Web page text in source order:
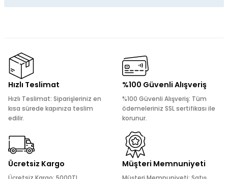
kullanarak tarafımıza iletebilirsiniz.
Görüş ve önerileriniz için teşekkür ederiz.
Ürün resmi kalitesiz, bozuk veya görüntülenemiyor.
Ürün bilgilerinde hatalar bulunuyor.
Ürün fiyatı diğer sitelerden daha pahalı.
Bu ürüne benzer farklı alternatifler olmalı.
Hızlı Teslimat
Hızlı Teslimat: Siparişleriniz en
kısa sürede kapınıza teslim
edilir.
%100 Güvenli Alışveriş
%100 Güvenli Alışveriş: Tüm
ödemeleriniz SSL sertifikası ile
korunur.
Ücretsiz Kargo Müşteri Memnuniyeti